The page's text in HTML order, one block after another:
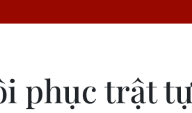
phục trật